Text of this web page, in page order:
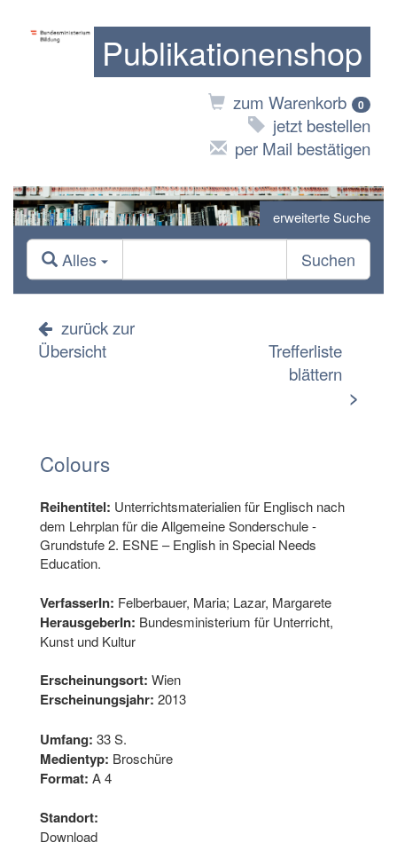
Publikationenshop
zum Warenkorb 0
jetzt bestellen
per Mail bestätigen
erweiterte Suche
Alles Suchen
zurück zur
Übersicht
Trefferliste
blättern
>
Colours
Reihentitel: Unterrichtsmaterialien für Englisch nach
dem Lehrplan für die Allgemeine Sonderschule -
Grundstufe 2. ESNE – English in Special Needs
Education.
VerfasserIn: Felberbauer, Maria; Lazar, Margarete
HerausgeberIn: Bundesministerium für Unterricht,
Kunst und Kultur
Erscheinungsort: Wien
Erscheinungsjahr: 2013
Umfang: 33 S.
Medientyp: Broschüre
Format: A 4
Standort:
Download